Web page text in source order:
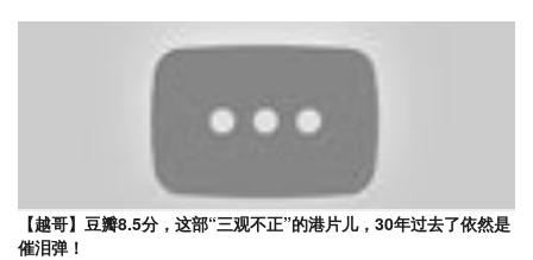
【越哥】豆瓣8.5分，这部“三观不正”的港片儿，30年过去了依然是
催泪弹！